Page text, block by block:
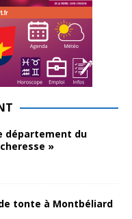
département du
»
tonte à Montbéliard